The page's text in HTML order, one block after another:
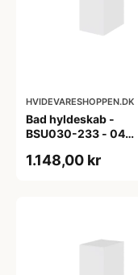
HVIDEVARESHOPPEN.DK
Bad hyldeskab -
BSU030-233 - 04
1.148,00 kr